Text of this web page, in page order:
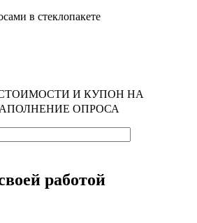
в стеклопакете
И КУПОН НА
ОПРОСА
работой